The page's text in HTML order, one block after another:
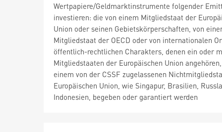
Wertpapiere/Geldmarktinstrumente folgender
investieren: die von einem Mitgliedstaat der
Union oder seinen Gebietskörperschaften, von
Mitgliedstaat der OECD oder von internationalen
öffentlich-rechtlichen Charakters, denen ein oder
Mitgliedstaaten der Europäischen Union
einem von der CSSF zugelassenen
Europäischen Union, wie Singapur, Brasilien,
Indonesien, begeben oder garantiert werden